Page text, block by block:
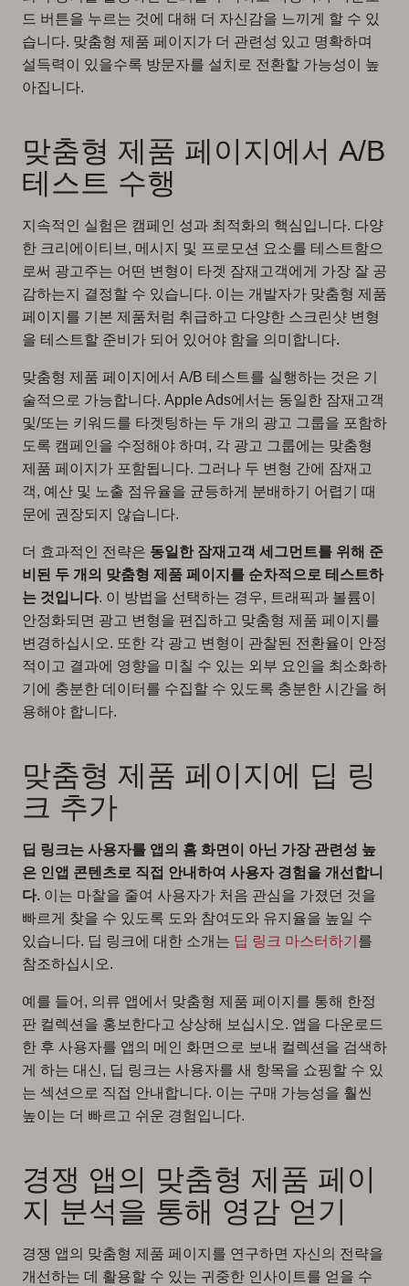
드 버튼을 누르는 것에 대해 더 자신감을 느끼게 할 수 있
습니다. 맞춤형 제품 페이지가 더 관련성 있고 명확하며
설득력이 있을수록 방문자를 설치로 전환할 가능성이 높
아집니다.
맞춤형 제품 페이지에서 A/B
테스트 수행
지속적인 실험은 캠페인 성과 최적화의 핵심입니다. 다양
한 크리에이티브, 메시지 및 프로모션 요소를 테스트함으
로써 광고주는 어떤 변형이 타겟 잠재고객에게 가장 잘 공
감하는지 결정할 수 있습니다. 이는 개발자가 맞춤형 제품
페이지를 기본 제품처럼 취급하고 다양한 스크린샷 변형
을 테스트할 준비가 되어 있어야 함을 의미합니다.
맞춤형 제품 페이지에서 A/B 테스트를 실행하는 것은 기
술적으로 가능합니다. Apple Ads에서는 동일한 잠재고객
및/또는 키워드를 타겟팅하는 두 개의 광고 그룹을 포함하
도록 캠페인을 수정해야 하며, 각 광고 그룹에는 맞춤형
제품 페이지가 포함됩니다. 그러나 두 변형 간에 잠재고
객, 예산 및 노출 점유율을 균등하게 분배하기 어렵기 때
문에 권장되지 않습니다.
더 효과적인 전략은 동일한 잠재고객 세그먼트를 위해 준
비된 두 개의 맞춤형 제품 페이지를 순차적으로 테스트하
는 것입니다. 이 방법을 선택하는 경우, 트래픽과 볼륨이
안정화되면 광고 변형을 편집하고 맞춤형 제품 페이지를
변경하십시오. 또한 각 광고 변형이 관찰된 전환율이 안정
적이고 결과에 영향을 미칠 수 있는 외부 요인을 최소화하
기에 충분한 데이터를 수집할 수 있도록 충분한 시간을 허
용해야 합니다.
맞춤형 제품 페이지에 딥 링
크 추가
딥 링크는 사용자를 앱의 홈 화면이 아닌 가장 관련성 높
은 인앱 콘텐츠로 직접 안내하여 사용자 경험을 개선합니
다. 이는 마찰을 줄여 사용자가 처음 관심을 가졌던 것을
빠르게 찾을 수 있도록 도와 참여도와 유지율을 높일 수
있습니다. 딥 링크에 대한 소개는 딥 링크 마스터하기 를
참조하십시오.
예를 들어, 의류 앱에서 맞춤형 제품 페이지를 통해 한정
판 컬렉션을 홍보한다고 상상해 보십시오. 앱을 다운로드
한 후 사용자를 앱의 메인 화면으로 보내 컬렉션을 검색하
게 하는 대신, 딥 링크는 사용자를 새 항목을 쇼핑할 수 있
는 섹션으로 직접 안내합니다. 이는 구매 가능성을 훨씬
높이는 더 빠르고 쉬운 경험입니다.
경쟁 앱의 맞춤형 제품 페이
지 분석을 통해 영감 얻기
경쟁 앱의 맞춤형 제품 페이지를 연구하면 자신의 전략을
개선하는 데 활용할 수 있는 귀중한 인사이트를 얻을 수